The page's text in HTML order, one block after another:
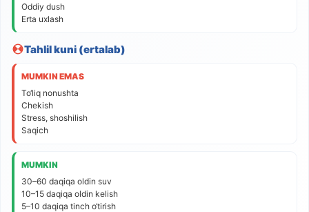
Oddiy dush
Erta uxlash
Tahlil kuni (ertalab)
MUMKIN EMAS
To‘liq nonushta
Chekish
Stress, shoshilish
Saqich
MUMKIN
30–60 daqiqa oldin suv
10–15 daqiqa oldin kelish
5–10 daqiqa tinch o‘tirish